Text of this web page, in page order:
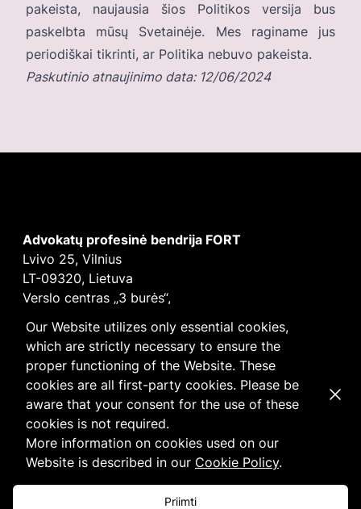
pakeista, naujausia šios Politikos versija bus
paskelbta mūsų Svetainėje. Mes raginame jus
periodiškai tikrinti, ar Politika nebuvo pakeista.
Paskutinio atnaujinimo data: 12/06/2024
Our Website utilizes only essential cookies,
which are strictly necessary to ensure the
proper functioning of the Website. These
cookies are all first-party cookies. Please be
aware that your consent for the use of these
cookies is not required.
More information on cookies used on our
Website is described in our Cookie Policy.
Priimti
Advokatų profesinė bendrija FORT
Lvivo 25, Vilnius
LT-09320, Lietuva
Verslo centras „3 burės“,
E-mailvilnius@fortlegal.com
Tel. +370 5 250 6141
Įm. k. 303195010
PVM: LT100008172616
FacebookLinkedIn
Slapukųirprivatumopolitika